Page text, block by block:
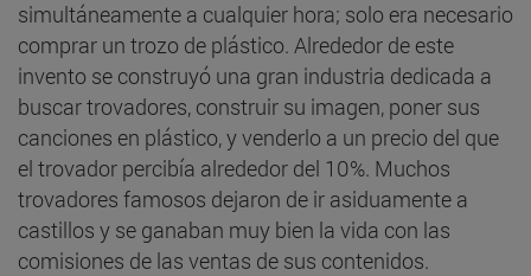
simultáneamente a cualquier hora; solo era necesario
comprar un trozo de plástico. Alrededor de este
invento se construyó una gran industria dedicada a
buscar trovadores, construir su imagen, poner sus
canciones en plástico, y venderlo a un precio del que
el trovador percibía alrededor del 10%. Muchos
trovadores famosos dejaron de ir asiduamente a
castillos y se ganaban muy bien la vida con las
comisiones de las ventas de sus contenidos.